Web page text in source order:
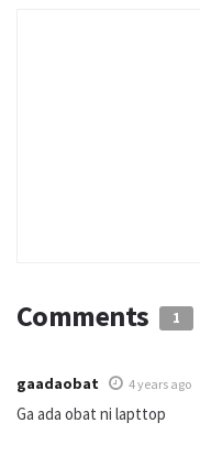
Comments 1
gaadaobat 4 years ago
Ga ada obat ni lapttop